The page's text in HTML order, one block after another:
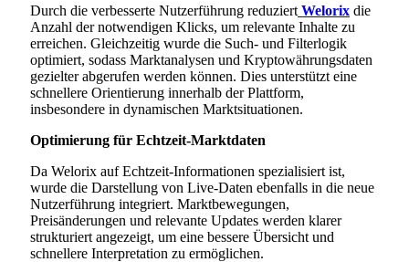
Durch die verbesserte Nutzerführung reduziert Welorix die
Anzahl der notwendigen Klicks, um relevante Inhalte zu
erreichen. Gleichzeitig wurde die Such- und Filterlogik
optimiert, sodass Marktanalysen und Kryptowährungsdaten
gezielter abgerufen werden können. Dies unterstützt eine
schnellere Orientierung innerhalb der Plattform,
insbesondere in dynamischen Marktsituationen.
Optimierung für Echtzeit-Marktdaten
Da Welorix auf Echtzeit-Informationen spezialisiert ist,
wurde die Darstellung von Live-Daten ebenfalls in die neue
Nutzerführung integriert. Marktbewegungen,
Preisänderungen und relevante Updates werden klarer
strukturiert angezeigt, um eine bessere Übersicht und
schnellere Interpretation zu ermöglichen.